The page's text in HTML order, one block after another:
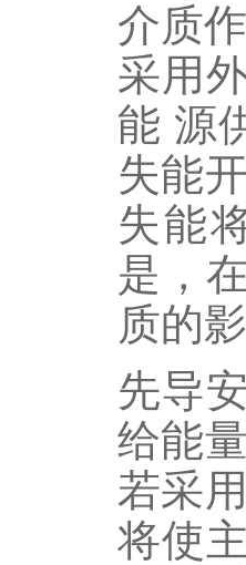
介质
采用
能 源
失能
失能
是，
质的
先导
给能
若采
将使